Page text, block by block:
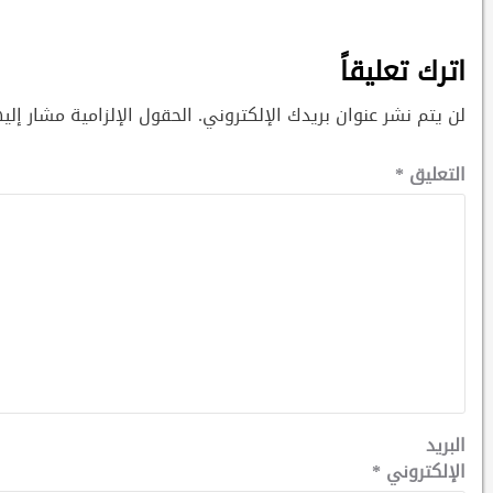
اترك تعليقاً
لن يتم نشر عنوان بريدك الإلكتروني. الحقول الإلزامية مشار
التعليق *
البريد
الإلكتروني *